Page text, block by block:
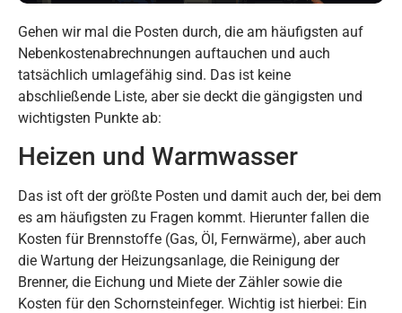
Gehen wir mal die Posten durch, die am häufigsten auf
Nebenkostenabrechnungen auftauchen und auch
tatsächlich umlagefähig sind. Das ist keine
abschließende Liste, aber sie deckt die gängigsten und
wichtigsten Punkte ab:
Heizen und Warmwasser
Das ist oft der größte Posten und damit auch der, bei dem
es am häufigsten zu Fragen kommt. Hierunter fallen die
Kosten für Brennstoffe (Gas, Öl, Fernwärme), aber auch
die Wartung der Heizungsanlage, die Reinigung der
Brenner, die Eichung und Miete der Zähler sowie die
Kosten für den Schornsteinfeger. Wichtig ist hierbei: Ein